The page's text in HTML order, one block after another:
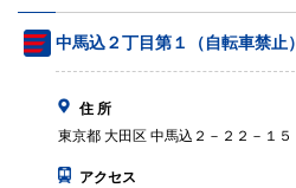
中馬込２丁目第１（自転車禁止）
住 所
東京都 大田区 中馬込２－２２－１５
アクセス